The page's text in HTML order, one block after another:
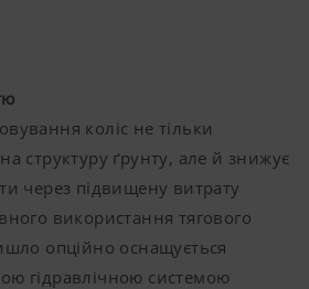
коліс не тільки
структуру ґрунту, але й знижує
через підвищену витрату
використання тягового
опційно оснащується
гідравлічною системою